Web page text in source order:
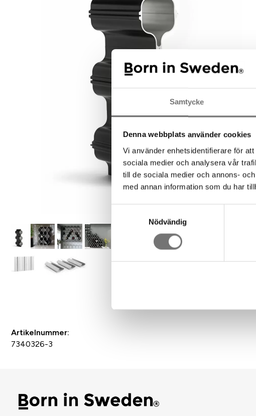
Samtycke
Denna webbplats använder cookies
Vi använder enhetsidentifierare för
sociala medier och analysera vår
till de sociala medier och annons-
med annan information som du har
Nödvändig
Artikelnummer:
7340326-3